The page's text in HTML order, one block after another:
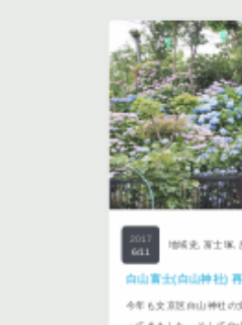
2017
6/11
地域史, 富士塚,
白山富士(白山神社)